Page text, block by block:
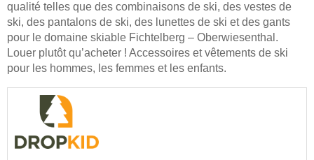
qualité telles que des combinaisons de ski, des vestes de
ski, des pantalons de ski, des lunettes de ski et des gants
pour le domaine skiable Fichtelberg – Oberwiesenthal.
Louer plutôt qu’acheter ! Accessoires et vêtements de ski
pour les hommes, les femmes et les enfants.